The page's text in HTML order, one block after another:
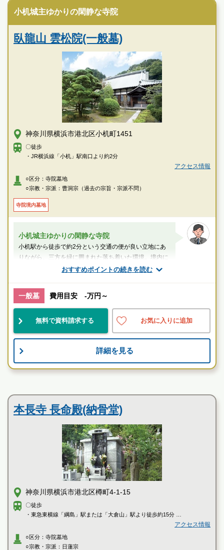
す
新横浜中央霊園の特徴
小机城主ゆかりの閑静な寺院
臥龍山 雲松院(一般墓)
神奈川県横浜市港北区小机町1451
〇徒歩
・JR横浜線「小机」駅南口より約2分
アクセス情報
○区分：寺院墓地
○宗教・宗派：曹洞宗（過去の宗旨・宗派不問）
寺院境内墓地
おすすめポイントの続きを読む
小机城主ゆかりの閑静な寺院
小机駅から徒歩で約2分という交通の便が良い立地にあ
りながら、三方を緑に囲まれた落ち着いた環境。境内に
は様々な植栽があり四季を彩ります。訪れ...
スタッフのメッセージ
小机駅
お墓のことなら何でもご相談ください
現地を見学して実際の雰囲気をお確かめください
す
臥龍山 雲松院の特徴
一般墓 費用目安 -万円～
無料で資料請求する お気に入りに追加
詳細を見る
本長寺 長命殿(納骨堂)
神奈川県横浜市港北区樽町4-1-15
〇徒歩
・東急東横線「綱島」駅または「大倉山」駅より徒歩約15分
・東急東横線「綱島」駅より5番乗場 東急バス「日93系統 日吉駅東口」行
き、または7番乗場 臨港バス「鶴03 鶴見綱島線」に乗車、「菖蒲園前」バ
ス停で下車徒歩約5分
アクセス情報
○区分：寺院墓地
○宗教・宗派：日蓮宗